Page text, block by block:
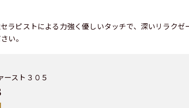
ラピストによる力強く優しいタッチで、深いリラクゼ
い。
スト３０５